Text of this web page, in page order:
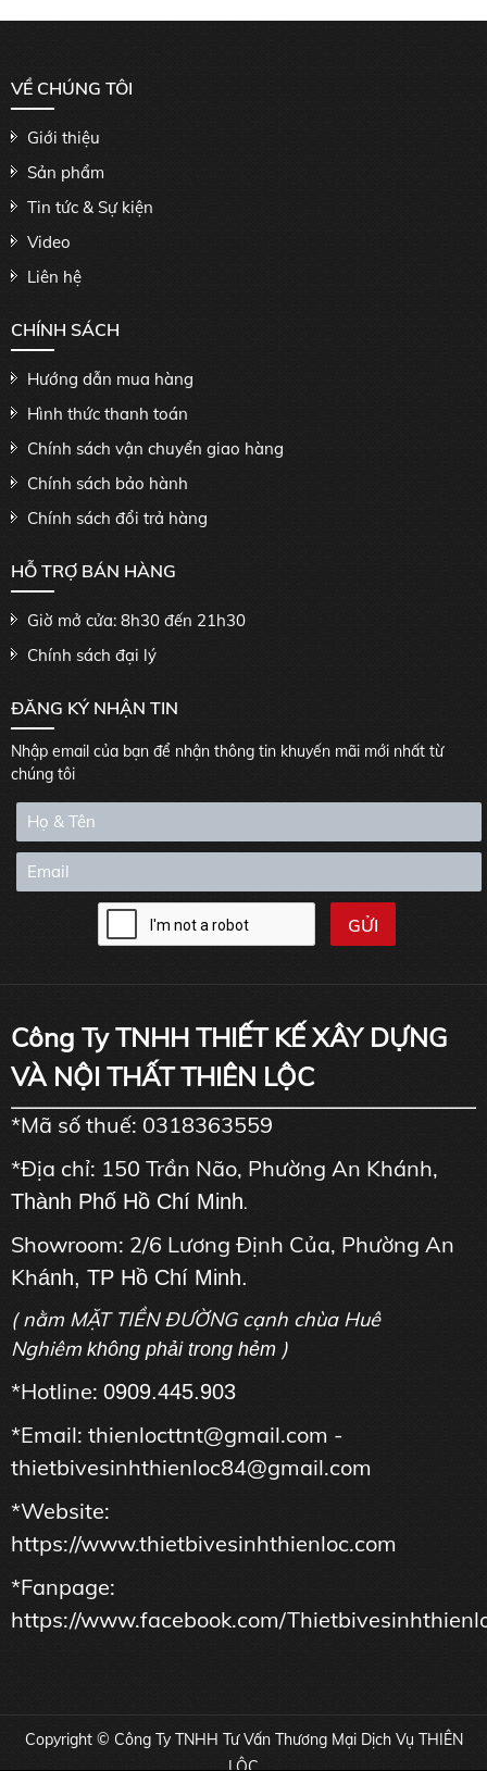
VỀ CHÚNG TÔI
Giới thiệu
Sản phẩm
Tin tức & Sự kiện
Video
Liên hệ
CHÍNH SÁCH
Hướng dẫn mua hàng
Hình thức thanh toán
Chính sách vận chuyển giao hàng
Chính sách bảo hành
Chính sách đổi trả hàng
HỖ TRỢ BÁN HÀNG
Giờ mở cửa: 8h30 đến 21h30
Chính sách đại lý
ĐĂNG KÝ NHẬN TIN
Nhập email của bạn để nhận thông tin khuyến mãi mới nhất từ
chúng tôi
Công Ty TNHH THIẾT KẾ XÂY DỰNG
VÀ NỘI THẤT THIÊN LỘC
*Mã số thuế: 0318363559
*Địa chỉ: 150 Trần Não, Phường An Khánh,
Thành Phố Hồ Chí Minh.
Showroom: 2/6 Lương Định Của, Phường An
Khánh, TP Hồ Chí Minh.
( nằm MẶT TIỀN ĐƯỜNG cạnh chùa Huê
Nghiêm không phải trong hẻm )
*Hotline: 0909.445.903
*Email: thienlocttnt@gmail.com -
thietbivesinhthienloc84@gmail.com
*Website:
https://www.thietbivesinhthienloc.com
*Fanpage:
https://www.facebook.com/
Copyright © Công Ty TNHH Tư Vấn Thương Mại Dịch Vụ THIÊN
LỘC